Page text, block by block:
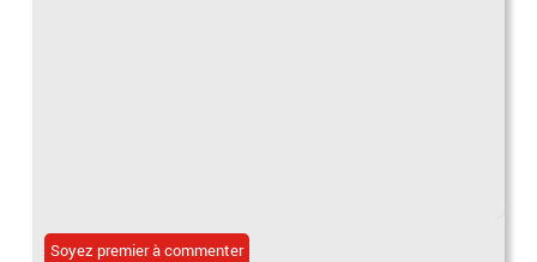
Soyez premier à commenter